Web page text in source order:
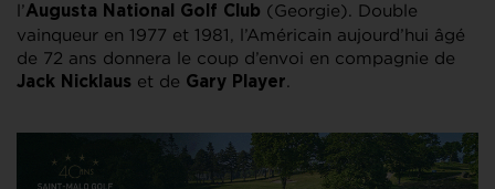
l’Augusta National Golf Club (Georgie). Double
vainqueur en 1977 et 1981, l’Américain aujourd’hui âgé
de 72 ans donnera le coup d’envoi en compagnie de
Jack Nicklaus et de Gary Player.